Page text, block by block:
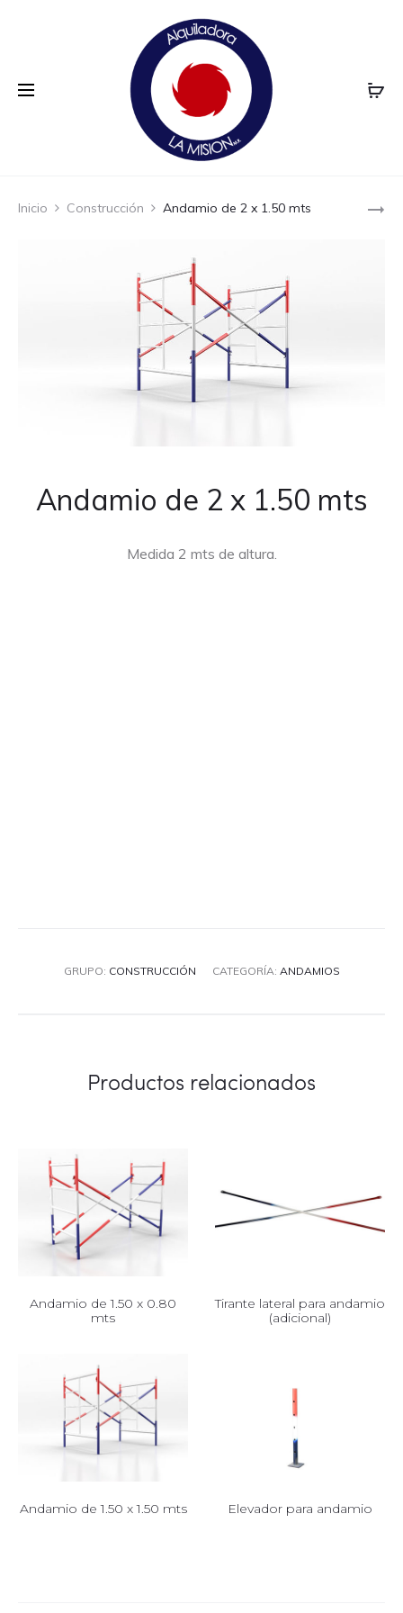
ANDAMIO
Inicio Construcción Andamio de 2 x 1.50 mts
Andamio de 2 x 1.50 mts
Medida 2 mts de altura.
GRUPO: CONSTRUCCIÓN CATEGORÍA: ANDAMIOS
Productos relacionados
Andamio de 1.50 x 0.80
mts
Tirante lateral para andamio
(adicional)
Andamio de 1.50 x 1.50 mts Elevador para andamio